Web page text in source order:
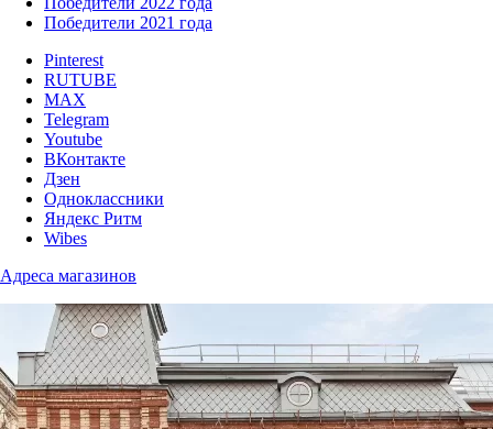
Победители 2021 года
Pinterest
RUTUBE
MAX
Telegram
Youtube
ВКонтакте
Дзен
Одноклассники
Яндекс Ритм
Wibes
Адреса магазинов